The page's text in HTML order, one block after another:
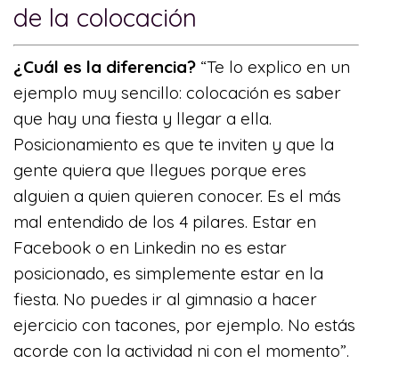
de la colocación
¿Cuál es la diferencia? “Te lo explico en un
ejemplo muy sencillo: colocación es saber
que hay una fiesta y llegar a ella.
Posicionamiento es que te inviten y que la
gente quiera que llegues porque eres
alguien a quien quieren conocer. Es el más
mal entendido de los 4 pilares. Estar en
Facebook o en Linkedin no es estar
posicionado, es simplemente estar en la
fiesta. No puedes ir al gimnasio a hacer
ejercicio con tacones, por ejemplo. No estás
acorde con la actividad ni con el momento”.